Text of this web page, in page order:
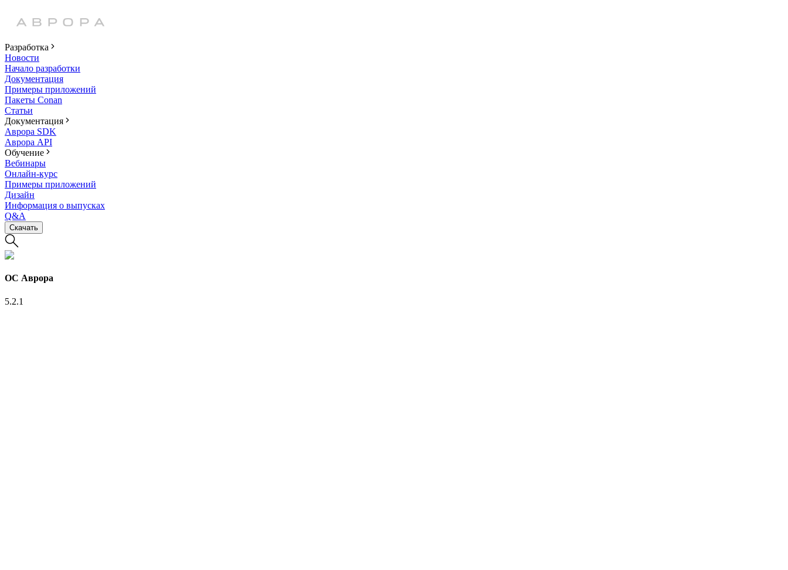
Разработка
Новости
Начало разработки
Документация
Примеры приложений
Пакеты Conan
Статьи
Документация
Аврора SDK
Аврора API
Обучение
Вебинары
Онлайн-курс
Примеры приложений
Дизайн
Информация о выпусках
Q&A
Скачать
ОС Аврора
5.2.1